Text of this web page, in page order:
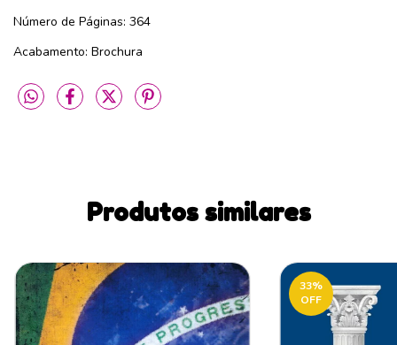
Número de Páginas: 364
Acabamento: Brochura
Produtos similares
33%
OFF